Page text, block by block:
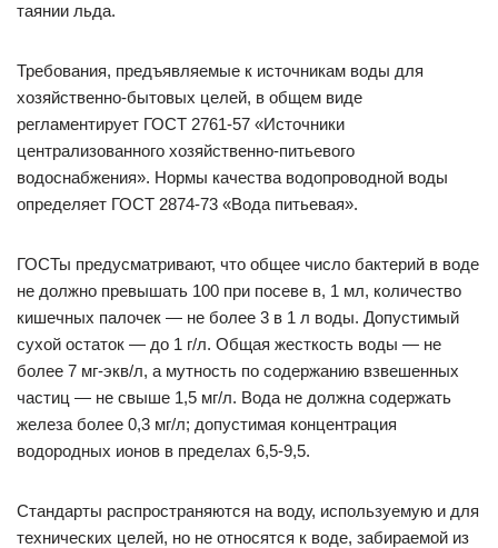
таянии льда.
Требования, предъявляемые к источникам воды для
хозяйственно-бытовых целей, в общем виде
регламентирует ГОСТ 2761-57 «Источники
централизованного хозяйственно-питьевого
водоснабжения». Нормы качества водопроводной воды
определяет ГОСТ 2874-73 «Вода питьевая».
ГОСТы предусматривают, что общее число бактерий в воде
не должно превышать 100 при посеве в, 1 мл, количество
кишечных палочек — не более 3 в 1 л воды. Допустимый
сухой остаток — до 1 г/л. Общая жесткость воды — не
более 7 мг-экв/л, а мутность по содержанию взвешенных
частиц — не свыше 1,5 мг/л. Вода не должна содержать
железа более 0,3 мг/л; допустимая концентрация
водородных ионов в пределах 6,5-9,5.
Стандарты распространяются на воду, используемую и для
технических целей, но не относятся к воде, забираемой из